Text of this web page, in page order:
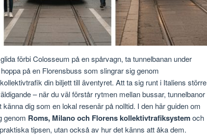
förbi Colosseum på en spårvagn, ta tunnelbanan under
på en Florensbuss som slingrar sig genom
din biljett till äventyret. Att ta sig runt i Italiens större
– när du väl förstår rytmen mellan bussar, tunnelbanor
dig som en lokal resenär på nolltid. I den här guiden om
genom Roms, Milano och Florens kollektivtrafiksystemoch
tipsen, utan också av hur det känns att åka dem.